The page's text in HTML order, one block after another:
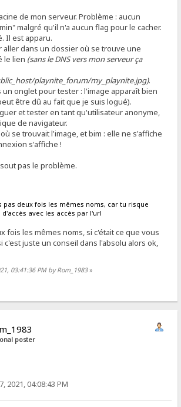
de mon serveur. Problème : aucun
malgré qu'il n'a aucun flag pour le cacher.
Il est apparu.
aller dans un dossier où se trouve une
le lien (sans le DNS vers mon serveur ça
playnite_forum/my_playnite.jpg).
un onglet pour tester : l'image apparaît bien
être dû au fait que je suis logué).
et tester en tant qu'utilisateur anonyme,
de navigateur.
se trouvait l'image, et bim : elle ne s'affiche
s'affiche !
pas le problème.
pas deux fois les mêmes noms, car tu risque
avec les accès par l'url
fois les mêmes noms, si c'était ce que vous
c'est juste un conseil dans l'absolu alors ok,
03:41:36 PM by Rom_1983»
poster
2021, 04:08:43 PM